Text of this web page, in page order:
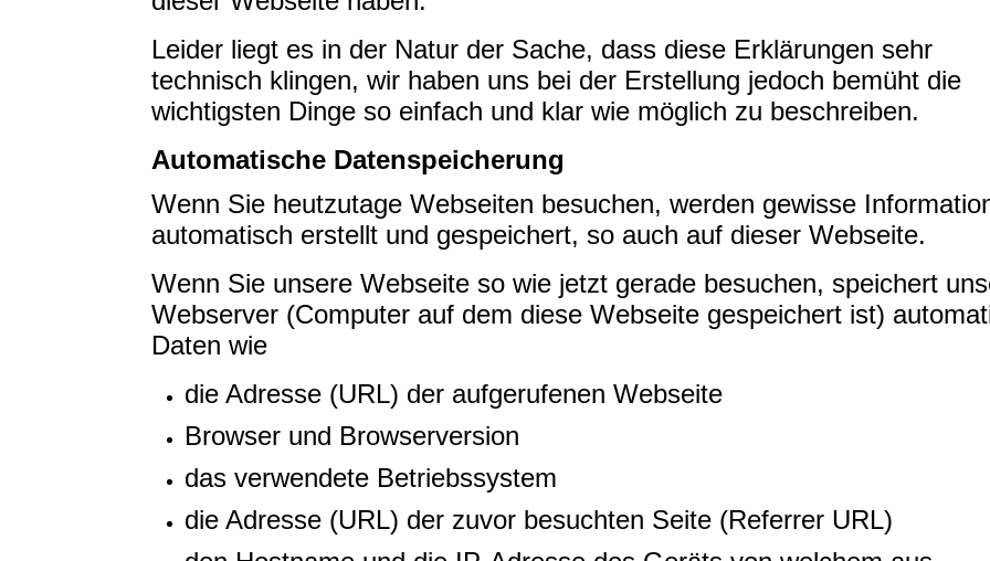
Leider liegt es in der Natur der Sache, dass diese Erklärungen sehr
technisch klingen, wir haben uns bei der Erstellung jedoch bemüht die
wichtigsten Dinge so einfach und klar wie möglich zu beschreiben.
Automatische Datenspeicherung
Wenn Sie heutzutage Webseiten besuchen, werden gewisse
automatisch erstellt und gespeichert, so auch auf dieser Webseite.
Wenn Sie unsere Webseite so wie jetzt gerade besuchen, speichert
Webserver (Computer auf dem diese Webseite gespeichert ist)
Daten wie
die Adresse (URL) der aufgerufenen Webseite
Browser und Browserversion
das verwendete Betriebssystem
die Adresse (URL) der zuvor besuchten Seite (Referrer URL)